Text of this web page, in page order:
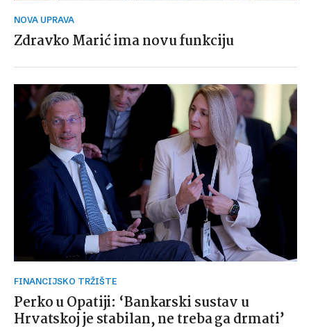
NOVA UPRAVA
Zdravko Marić ima novu funkciju
FINANCIJSKO TRŽIŠTE
Perko u Opatiji: ‘Bankarski sustav u
Hrvatskoj je stabilan, ne treba ga drmati’